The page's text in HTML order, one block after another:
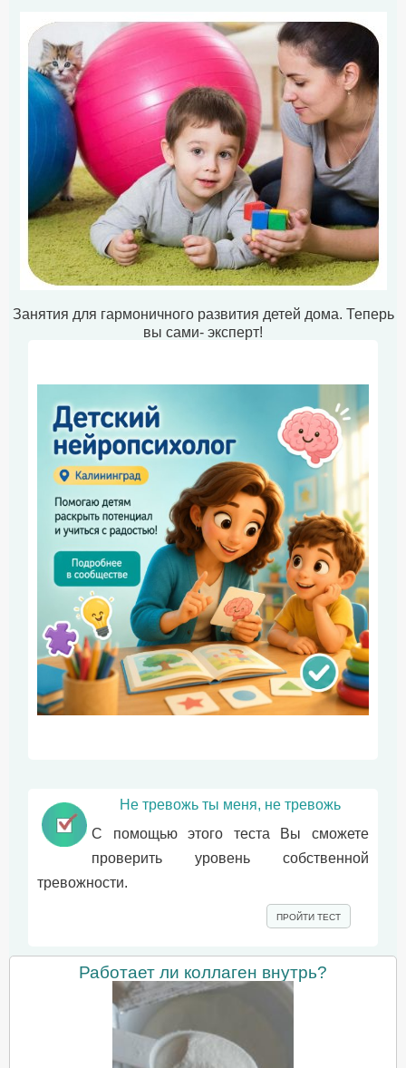
Занятия для гармоничного развития детей дома. Теперь
вы сами- эксперт!
Не тревожь ты меня, не тревожь
С помощью этого теста Вы сможете
проверить уровень собственной
тревожности.
ПРОЙТИ ТЕСТ
Работает ли коллаген внутрь?